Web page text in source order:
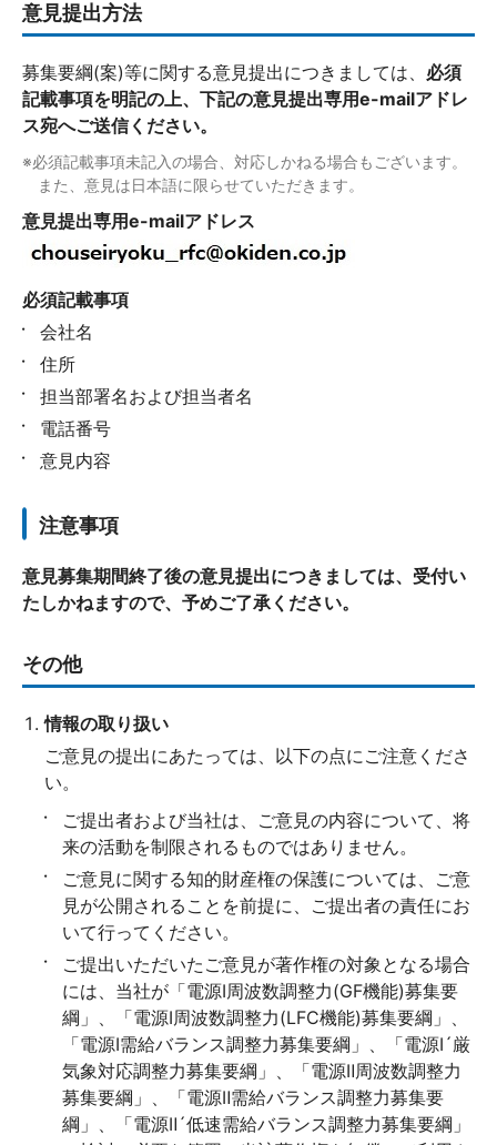
意見提出方法
募集要綱(案)等に関する意見提出につきましては、 必須
記載事項を明記の上、下記の意見提出専用e-mailアドレ
ス宛へご送信ください。
※必須記載事項未記入の場合、対応しかねる場合もございます。
また、意見は日本語に限らせていただきます。
意見提出専用e-mailアドレス
必須記載事項
会社名
住所
担当部署名および担当者名
電話番号
意見内容
注意事項
意見募集期間終了後の意見提出につきましては、受付い
たしかねますので、予めご了承ください。
その他
情報の取り扱い
ご意見の提出にあたっては、以下の点にご注意くださ
い。
ご提出者および当社は、ご意見の内容について、将
来の活動を制限されるものではありません。
ご意見に関する知的財産権の保護については、ご意
見が公開されることを前提に、ご提出者の責任にお
いて行ってください。
ご提出いただいたご意見が著作権の対象となる場合
には、当社が「電源Ⅰ周波数調整力(GF機能)募集要
綱」、「電源Ⅰ周波数調整力(LFC機能)募集要綱」、
「電源Ⅰ需給バランス調整力募集要綱」、「電源Ⅰ´厳
気象対応調整力募集要綱」、「電源Ⅱ周波数調整力
募集要綱」、「電源Ⅱ需給バランス調整力募集要
綱」、「電源Ⅱ´低速需給バランス調整力募集要綱」